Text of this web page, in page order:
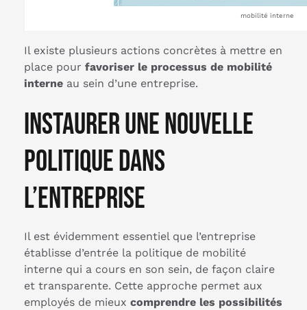
mobilité interne
Il existe plusieurs actions concrètes à mettre en
place pour favoriser le processus de mobilité
interne au sein d’une entreprise.
Instaurer une nouvelle
politique dans
l’entreprise
Il est évidemment essentiel que l’entreprise
établisse d’entrée la politique de mobilité
interne qui a cours en son sein, de façon claire
et transparente. Cette approche permet aux
employés de mieux comprendre les possibilités